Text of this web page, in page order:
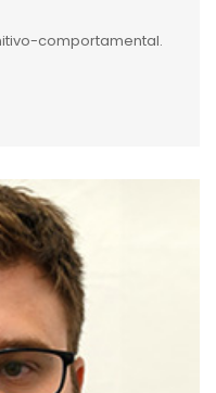
comportamental.